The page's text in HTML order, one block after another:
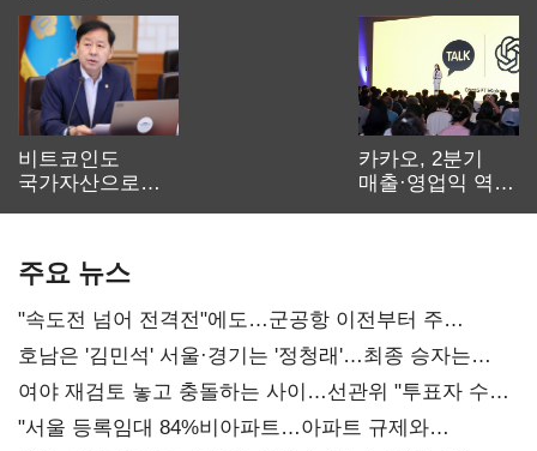
비트코인도
국가자산으로…'
카카오, 2분기
매출·영업익 역대
주요 뉴스
"속도전 넘어 전격전"에도…군공항 이전부터 주
52시간까지 '뇌관'
호남은 '김민석' 서울·경기는 '정청래'…최종 승자는
'안갯속'
여야 재검토 놓고 충돌하는 사이…선관위 "투표자 수
오차 당연"
"서울 등록임대 84%비아파트…아파트 규제와